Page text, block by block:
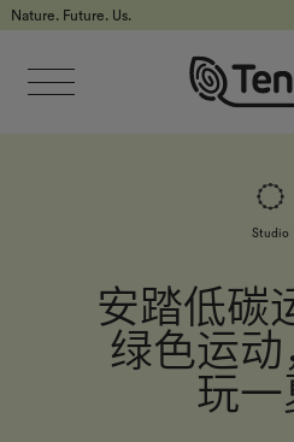
Nature. Future. Us.
Studio
安踏低碳
绿色运动
玩一